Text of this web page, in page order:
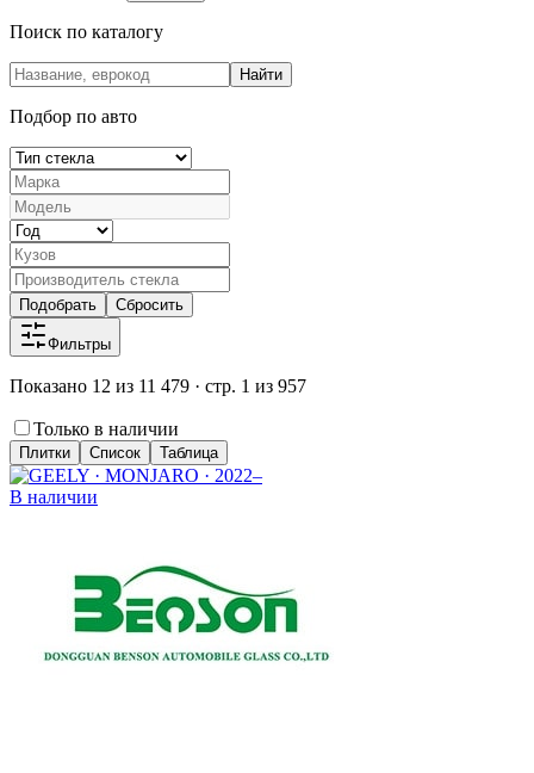
Поиск по каталогу
Найти
Подбор по авто
Подобрать Сбросить
Фильтры
Показано 12 из 11 479 · стр. 1 из 957
Только в наличии
Плитки Список Таблица
В наличии